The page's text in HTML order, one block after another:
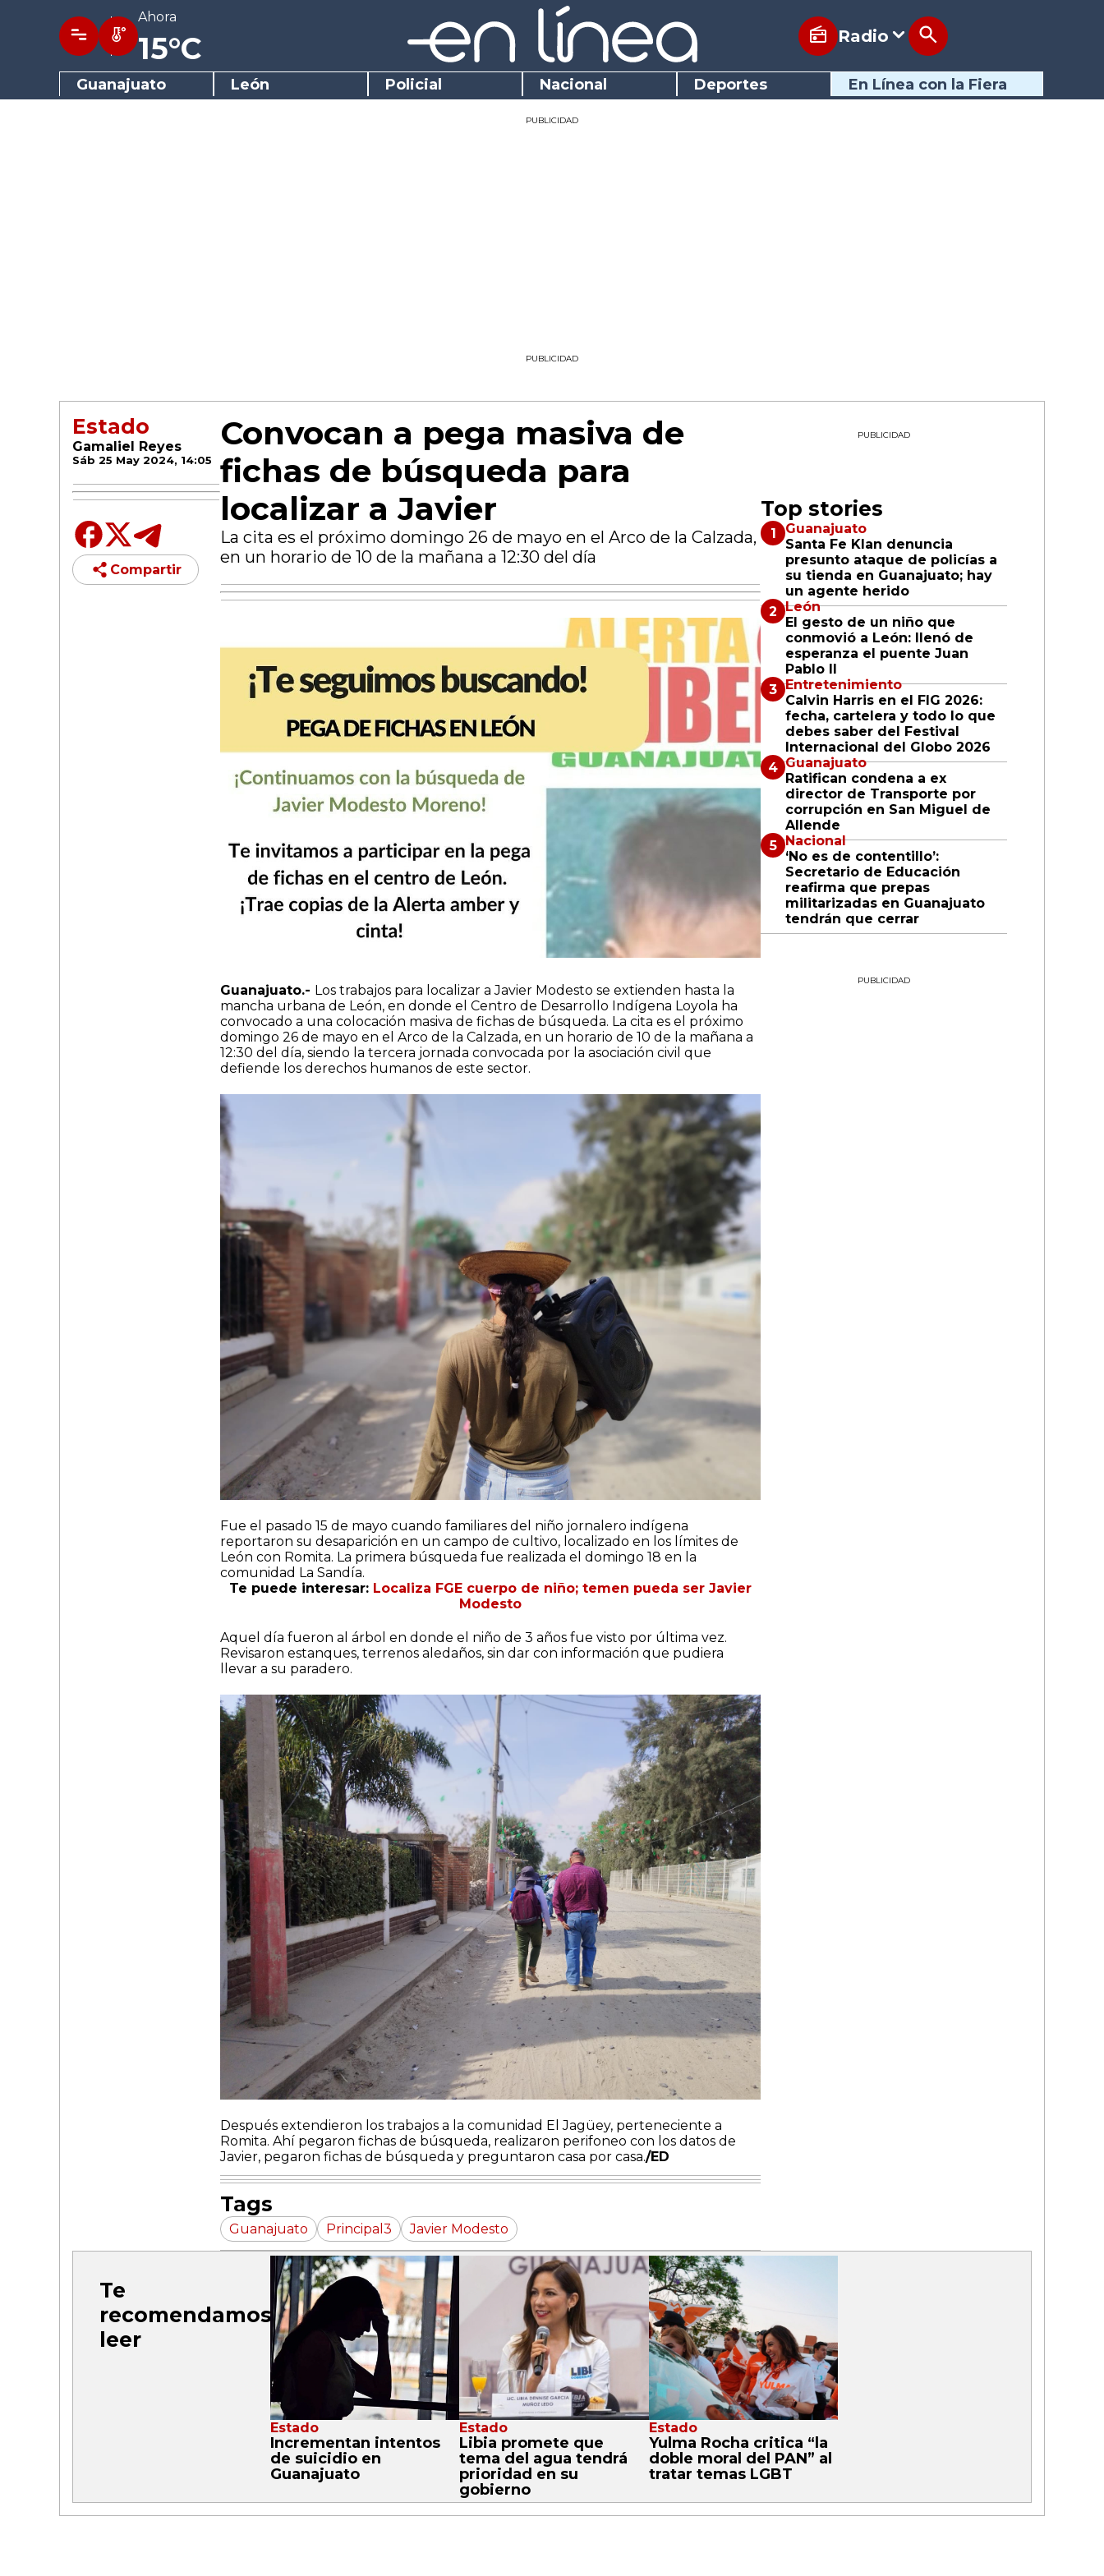
Ahora
15°C Radio
Guanajuato León Policial Nacional Deportes En Línea con la Fiera
PUBLICIDAD
PUBLICIDAD
Estado
Gamaliel Reyes
Sáb 25 May 2024, 14:05
Compartir
Convocan a pega masiva de
fichas de búsqueda para
localizar a Javier
La cita es el próximo domingo 26 de mayo en el Arco de la Calzada,
en un horario de 10 de la mañana a 12:30 del día
Guanajuato.- Los trabajos para localizar a Javier Modesto se extienden hasta la
mancha urbana de León, en donde el Centro de Desarrollo Indígena Loyola ha
convocado a una colocación masiva de fichas de búsqueda. La cita es el próximo
domingo 26 de mayo en el Arco de la Calzada, en un horario de 10 de la mañana a
12:30 del día, siendo la tercera jornada convocada por la asociación civil que
defiende los derechos humanos de este sector.
Fue el pasado 15 de mayo cuando familiares del niño jornalero indígena
reportaron su desaparición en un campo de cultivo, localizado en los límites de
León con Romita. La primera búsqueda fue realizada el domingo 18 en la
comunidad La Sandía.
Te puede interesar: Localiza FGE cuerpo de niño; temen pueda ser Javier
Modesto
Aquel día fueron al árbol en donde el niño de 3 años fue visto por última vez.
Revisaron estanques, terrenos aledaños, sin dar con información que pudiera
llevar a su paradero.
Después extendieron los trabajos a la comunidad El Jagüey, perteneciente a
Romita. Ahí pegaron fichas de búsqueda, realizaron perifoneo con los datos de
Javier, pegaron fichas de búsqueda y preguntaron casa por casa./ED
Tags
Guanajuato Principal3 Javier Modesto
PUBLICIDAD
Top stories
Guanajuato
Santa Fe Klan denuncia
presunto ataque de policías a
su tienda en Guanajuato; hay
un agente herido
León
El gesto de un niño que
conmovió a León: llenó de
esperanza el puente Juan
Pablo II
Entretenimiento
Calvin Harris en el FIG 2026:
fecha, cartelera y todo lo que
debes saber del Festival
Internacional del Globo 2026
Guanajuato
Ratifican condena a ex
director de Transporte por
corrupción en San Miguel de
Allende
Nacional
‘No es de contentillo’:
Secretario de Educación
reafirma que prepas
militarizadas en Guanajuato
tendrán que cerrar
PUBLICIDAD
Te
recomendamos
leer
Estado
Incrementan intentos
de suicidio en
Guanajuato
Estado
Libia promete que
tema del agua tendrá
prioridad en su
gobierno
Estado
Yulma Rocha critica “la
doble moral del PAN” al
tratar temas LGBT